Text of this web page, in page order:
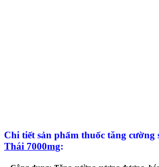
Chi tiết sản phẩm thuốc tăng cường
Thái 7000mg: